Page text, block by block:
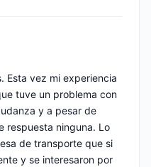
Esta vez mi experiencia
tuve un problema con
y a pesar de
respuesta ninguna. Lo
de transporte que si
y se interesaron por